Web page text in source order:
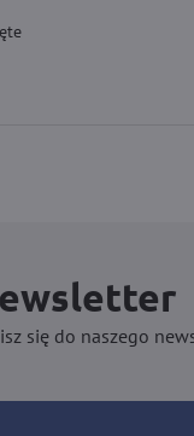
się do naszego